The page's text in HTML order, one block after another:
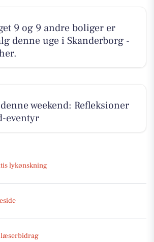
9 og 9 andre boliger er
denne uge i Skanderborg -
weekend: Refleksioner
eventyr
lykønskning